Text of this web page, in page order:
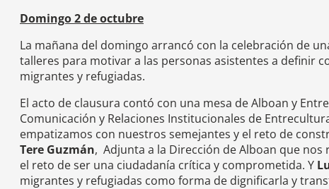
Domingo 2 de octubre
La mañana del domingo arrancó con la celebración de
talleres para motivar a las personas asistentes a definir
migrantes y refugiadas.
El acto de clausura contó con una mesa de Alboan y
Comunicación y Relaciones Institucionales de
empatizamos con nuestros semejantes y el reto de
Tere Guzmán, Adjunta a la Dirección de Alboan que
el reto de ser una ciudadanía crítica y comprometida. Y
migrantes y refugiadas como forma de dignificarla y